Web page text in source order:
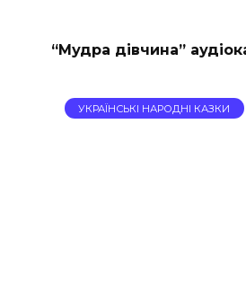
“Мудра дівчина”
УКРАЇНСЬКІ НАРОДНІ КАЗКИ